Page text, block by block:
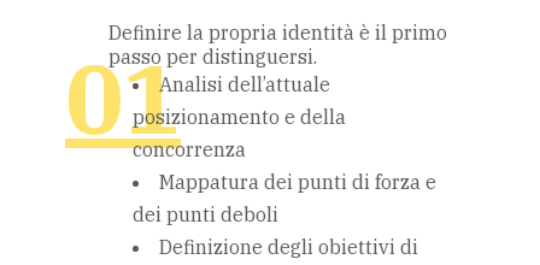
Definire la propria identità è il primo
passo per distinguersi.
Analisi dell’attuale
posizionamento e della
concorrenza
Mappatura dei punti di forza e
dei punti deboli
Definizione degli obiettivi di